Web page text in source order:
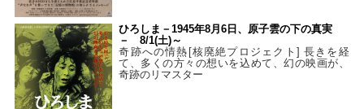
ひろしま－1945年8月6日、原子雲の下の真実
－ 8/1(土)～
奇跡への情熱[核廃絶プロジェクト] 長きを経
て、多くの方々の想いを込めて、幻の映画が、
奇跡のリマスター